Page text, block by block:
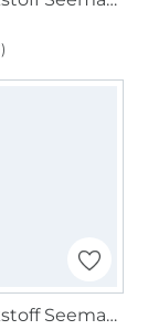
Grobstrickstoff Seemannsstrick, hellbeere